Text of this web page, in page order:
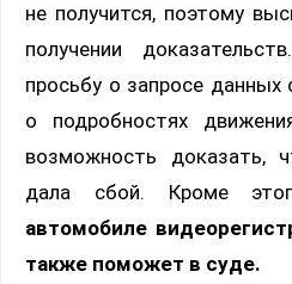
не получится, поэтому
получении
просьбу о запросе данных
о подробностях
возможность доказать,
дала сбой. Кроме
автомобиле
также поможет в суде.